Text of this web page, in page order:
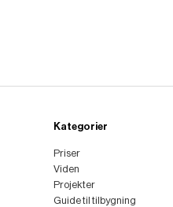
Kategorier
Priser
Viden
Projekter
Guide til tilbygning